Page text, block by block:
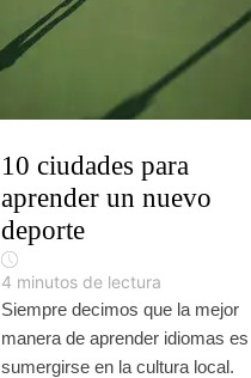
10 ciudades para
aprender un nuevo
deporte
4 minutos de lectura
Siempre decimos que la mejor
manera de aprender idiomas es
sumergirse en la cultura local.